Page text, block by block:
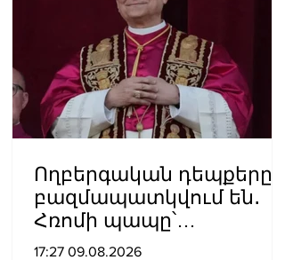
Ողբերգական դեպքերը
բազմապատկվում են․
Հռոմի պապը՝
Ուկրաինայի
17:27 09.08.2026